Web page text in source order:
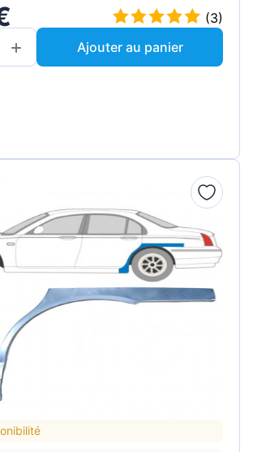
(3)
Ajouter au panier